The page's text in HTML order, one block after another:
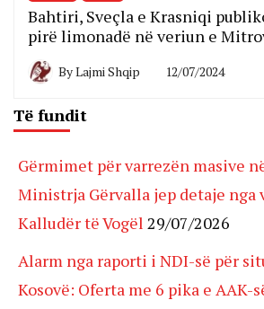
Bahtiri, Sveçla e Krasniqi
pirë limonadë në veriun e
ByLajmi Shqip 12/07/2024
Të fundit
Gërmimet për varrezën masive
Ministrja Gërvalla jep detaje nga
Kalludër të Vogël 29/07/2026
Alarm nga raporti i NDI-së për
Kosovë: Oferta me 6 pika e AAK-